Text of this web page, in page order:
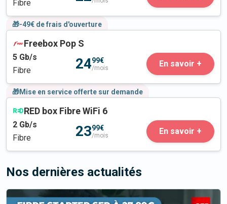
Fibre
🎁-49€ de frais d'ouverture
Freebox Pop S
5 Gb/s
Fibre
2499€
/mois En savoir +
🎁Mise en service offerte sur demande
RED box Fibre WiFi 6
2 Gb/s
Fibre
2399€
/mois En savoir +
Nos dernières actualités